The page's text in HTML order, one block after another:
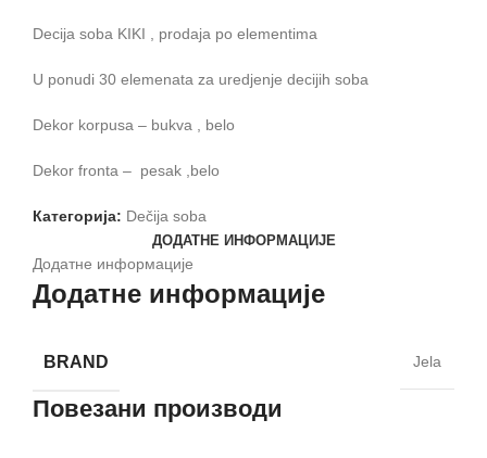
Decija soba KIKI , prodaja po elementima
U ponudi 30 elemenata za uredjenje decijih soba
Dekor korpusa – bukva , belo
Dekor fronta – pesak ,belo
Категорија: Dečija soba
ДОДАТНЕ ИНФОРМАЦИЈЕ
Додатне информације
Додатне информације
BRAND Jela
Повезани производи